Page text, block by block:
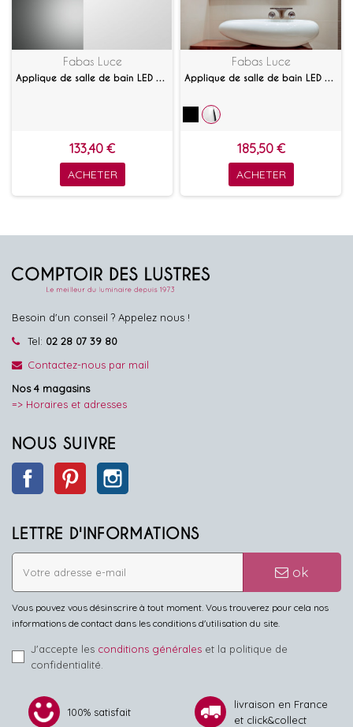
Fabas Luce
Applique de salle de bain LED Nala 30 cm
133,40 €
ACHETER
Fabas Luce
Applique de salle de bain LED Nala 50 cm
185,50 €
ACHETER
Besoin d'un conseil ? Appelez nous !
Tel: 02 28 07 39 80
Contactez-nous par mail
Nos 4 magasins
=> Horaires et adresses
NOUS SUIVRE
Facebook Pinterest
LETTRE D'INFORMATIONS
ok
Vous pouvez vous désinscrire à tout moment. Vous trouverez pour cela nos
informations de contact dans les conditions d'utilisation du site.
J'accepte les conditions générales et la politique de
confidentialité.
100% satisfait
livraison en France
et click&collect